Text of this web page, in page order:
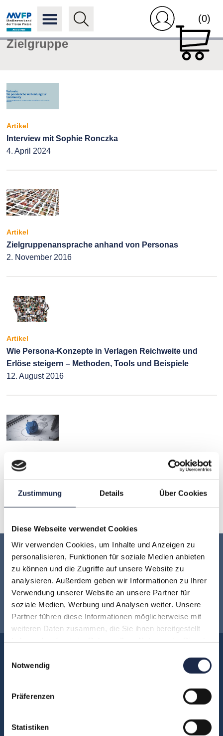
Zustimmung Details Über Cookies
Diese Webseite verwendet Cookies
Wir verwenden Cookies, um Inhalte und Anzeigen zu
personalisieren, Funktionen für soziale Medien anbieten
zu können und die Zugriffe auf unsere Website zu
analysieren. Außerdem geben wir Informationen zu Ihrer
Verwendung unserer Website an unsere Partner für
soziale Medien, Werbung und Analysen weiter. Unsere
Partner führen diese Informationen möglicherweise mit
weiteren Daten zusammen, die Sie ihnen bereitgestellt
Notwendig
Präferenzen
Statistiken
(0)
Zielgruppe
Artikel
Interview mit Sophie Ronczka
4. April 2024
Artikel
Zielgruppenansprache anhand von Personas
2. November 2016
Artikel
Wie Persona-Konzepte in Verlagen Reichweite und
Erlöse steigern – Methoden, Tools und Beispiele
12. August 2016
Content Innovation Day – Innovationsprozesse fördern
und Reichweite gewinnen
13. Juli 2016
Keine Veranstaltung mehr verpassen:
Jetzt für denMVFP Akademie
Newsletter anmelden!
Über uns
Unsere Experten
Kontakt